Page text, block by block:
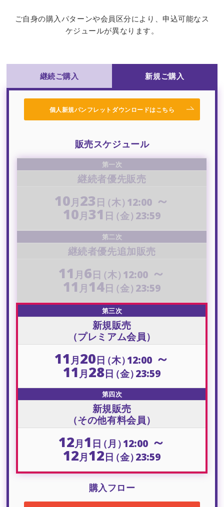
ご自身の購入パターンや会員区分により、申込可能なス
ケジュールが異なります。
継続ご購入 新規ご購入
個人新規パンフレットダウンロードはこちら
販売スケジュール
第一次
継続者優先販売
10月23日（木）12:00 ～
10月31 日（金）23:59
第二次
継続者優先追加販売
11月6日（木）12:00 ～
11月14日（金）23:59
第三次
新規販売
（プレミアム会員）
11月20日（木）12:00 ～
11月28日（金）23:59
第四次
新規販売
（その他有料会員）
12月1 日（月）12:00 ～
12月12日（金）23:59
購入フロー